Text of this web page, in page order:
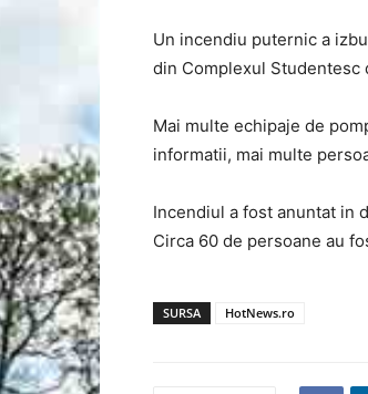
Un incendiu puternic a
din Complexul
Mai multe echipaje de
informatii, mai multe
Incendiul a fost anuntat in
Circa 60 de persoane au
SURSA HotNews.ro